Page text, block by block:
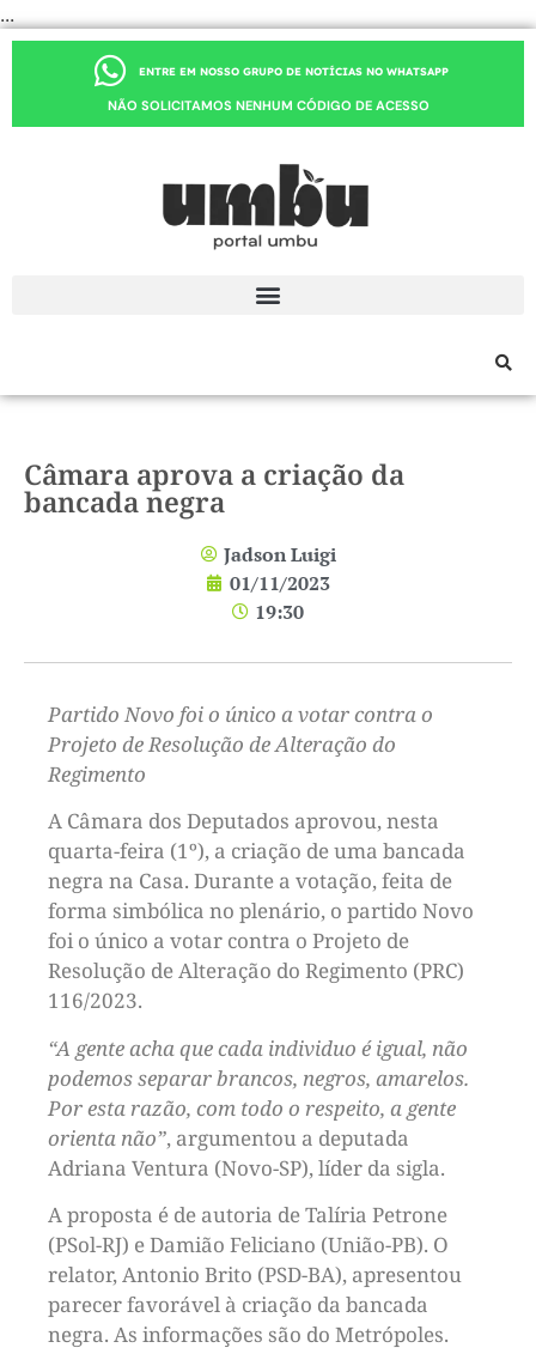
...
ENTRE EM NOSSO GRUPO DE NOTÍCIAS NO WHATSAPP
NÃO SOLICITAMOS NENHUM CÓDIGO DE ACESSO
Câmara aprova a criação da
bancada negra
Jadson Luigi
01/11/2023
19:30
Partido Novo foi o único a votar contra o
Projeto de Resolução de Alteração do
Regimento
A Câmara dos Deputados aprovou, nesta
quarta-feira (1º), a criação de uma bancada
negra na Casa. Durante a votação, feita de
forma simbólica no plenário, o partido Novo
foi o único a votar contra o Projeto de
Resolução de Alteração do Regimento (PRC)
116/2023.
“A gente acha que cada individuo é igual, não
podemos separar brancos, negros, amarelos.
Por esta razão, com todo o respeito, a gente
orienta não”, argumentou a deputada
Adriana Ventura (Novo-SP), líder da sigla.
A proposta é de autoria de Talíria Petrone
(PSol-RJ) e Damião Feliciano (União-PB). O
relator, Antonio Brito (PSD-BA), apresentou
parecer favorável à criação da bancada
negra. As informações são do Metrópoles.